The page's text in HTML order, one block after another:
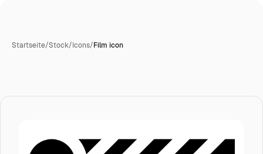
Startseite/Stock/Icons/Film icon